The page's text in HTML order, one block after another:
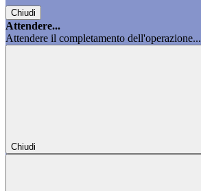
Chiudi
Attendere...
Attendere il completamento dell'operazione...
Chiudi